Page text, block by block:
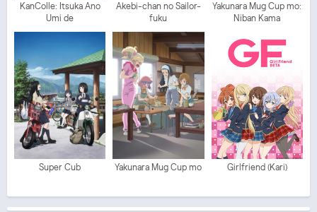
KanColle: Itsuka Ano
Umi de
Akebi-chan no Sailor-
fuku
Yakunara Mug Cup mo:
Niban Kama
Super Cub Yakunara Mug Cup mo Girlfriend (Kari)